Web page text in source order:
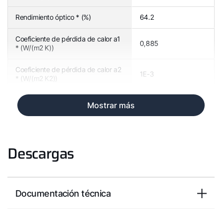
Rendimiento óptico * (%) 64.2
Coeficiente de pérdida de calor a1
* (W/(m2 K))
0,885
Coeficiente de pérdida de calor a2
* (W/(m2 K2))
1E-3
Mostrar más
Descargas
Documentación técnica